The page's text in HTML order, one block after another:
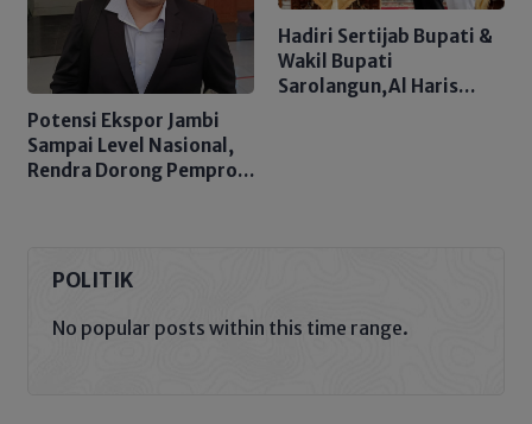
Potensi Ekspor Jambi
Sampai Level Nasional,
Rendra Dorong Pemprov
Hadiri Sertijab Bupati &
Wakil Bupati
Sarolangun,Al Haris
POLITIK
No popular posts within this time range.